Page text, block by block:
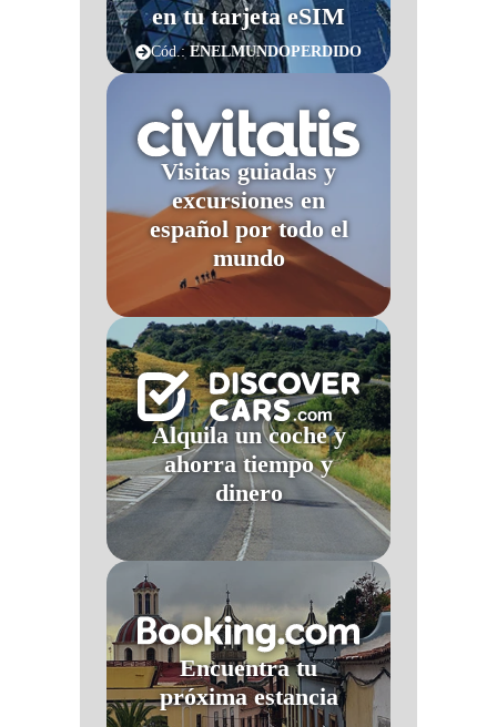
en tu tarjeta eSIM
Cód.:ENELMUNDOPERDIDO
Visitas guiadas y
excursiones en
español por todo el
mundo
Alquila un coche y
ahorra tiempo y
dinero
Encuentra tu
próxima estancia